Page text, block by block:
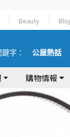
Beauty
字： 公屋熱話
購物情報